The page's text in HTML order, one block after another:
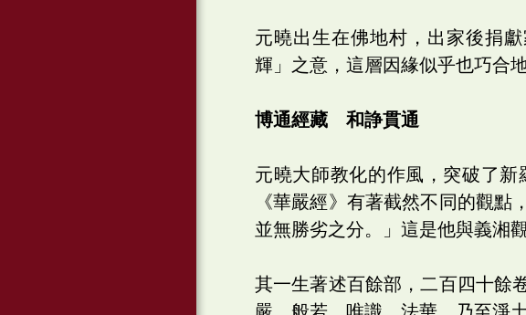
元曉出生在佛地村，出家後捐
輝」之意，這層因緣似乎也巧合
博通經藏 和諍貫通
元曉大師教化的作風，突破了
《華嚴經》有著截然不同的觀
並無勝劣之分。」這是他與義湘
其一生著述百餘部，二百四十餘